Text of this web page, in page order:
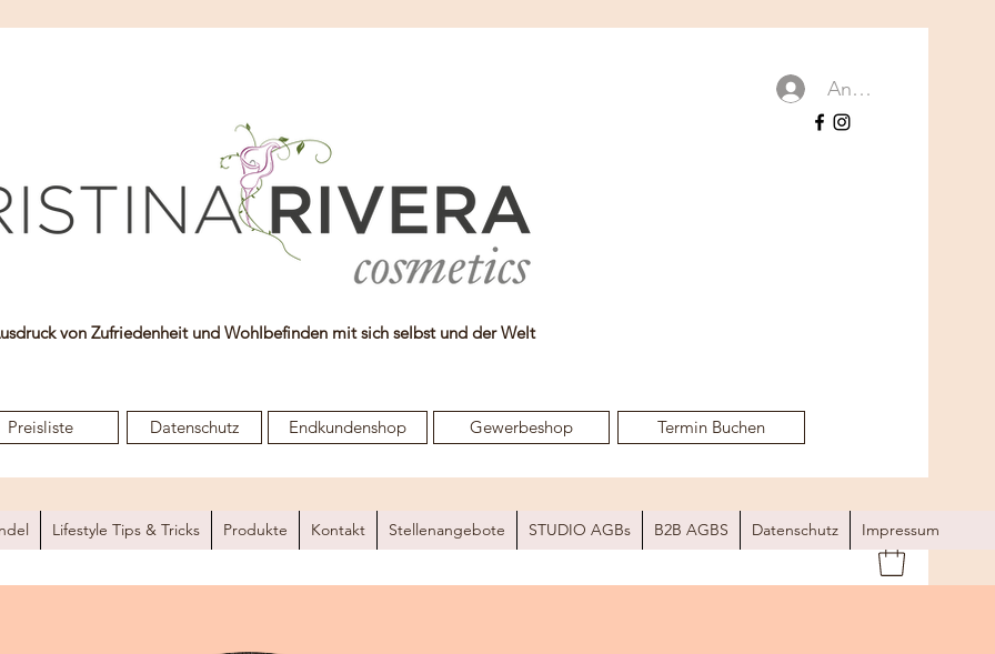
von Zufriedenheit und Wohlbefinden mit sich selbst und der Welt
Preisliste Datenschutz Endkundenshop Gewerbeshop Termin Buchen
Anmelden
Lifestyle Tips & Tricks Produkte Kontakt Stellenangebote STUDIO AGBs B2B AGBS Datenschutz Impressum